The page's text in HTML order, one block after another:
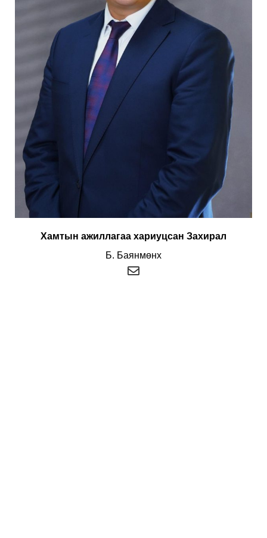
Хамтын ажиллагаа хариуцсан Захирал
Б. Баянмөнх